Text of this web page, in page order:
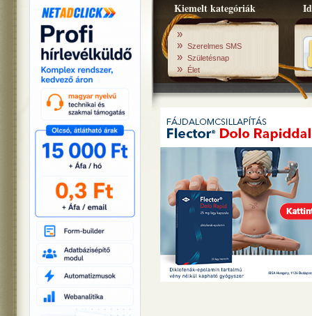
Kiemelt kategóriák
»
» Szerelmes SMS
» Születésnap
» Élet